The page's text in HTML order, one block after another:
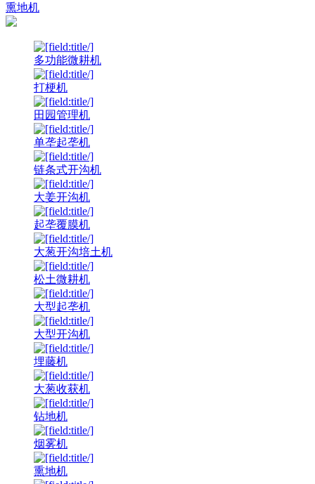
熏地机
多功能微耕机
打梗机
田园管理机
单垄起垄机
链条式开沟机
大姜开沟机
起垄覆膜机
大葱开沟培土机
松土微耕机
大型起垄机
大型开沟机
埋藤机
大葱收获机
钻地机
烟雾机
熏地机